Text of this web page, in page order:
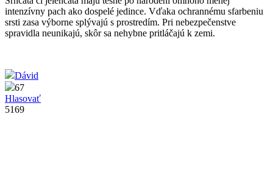
intenzívny pach ako dospelé jedince. Vďaka ochrannému sfarbeniu
srsti zasa výborne splývajú s prostredím. Pri nebezpečenstve
spravidla neunikajú, skôr sa nehybne pritláčajú k zemi.
Dávid
67
Hlasovať
5169